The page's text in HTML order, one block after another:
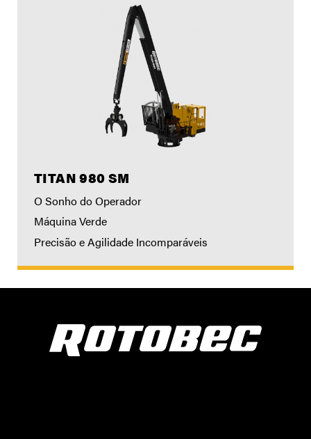
TITAN 980 SM
O Sonho do Operador
Máquina Verde
Precisão e Agilidade Incomparáveis